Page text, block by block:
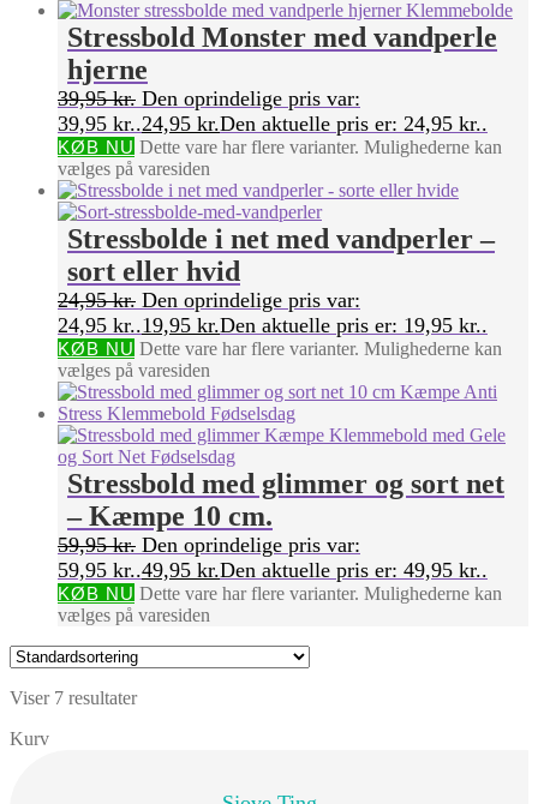
Stressbold Monster med vandperle
hjerne
39,95kr. Den oprindelige pris var:
39,95 kr..24,95 kr.Den aktuelle pris er: 24,95 kr..
KØB NU Dette vare har flere varianter. Mulighederne kan
vælges på varesiden
Stressbolde i net med vandperler –
sort eller hvid
24,95kr. Den oprindelige pris var:
24,95 kr..19,95 kr.Den aktuelle pris er: 19,95 kr..
KØB NU Dette vare har flere varianter. Mulighederne kan
vælges på varesiden
Stressbold med glimmer og sort net
– Kæmpe 10 cm.
59,95kr. Den oprindelige pris var:
59,95 kr..49,95 kr.Den aktuelle pris er: 49,95 kr..
KØB NU Dette vare har flere varianter. Mulighederne kan
vælges på varesiden
Viser 7 resultater
Kurv